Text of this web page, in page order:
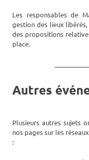
Les responsables de
gestion des lieux
des propositions
place.
Autres
Plusieurs autres sujets
nos pages sur les
: